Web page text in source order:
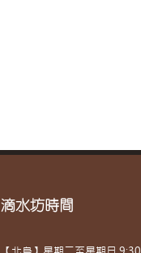
滴水坊時間